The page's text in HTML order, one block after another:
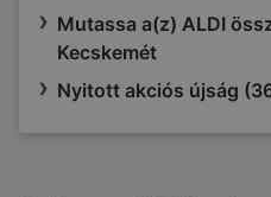
Mutassa a(z) ALDI
Kecskemét
Nyitott akciós újság